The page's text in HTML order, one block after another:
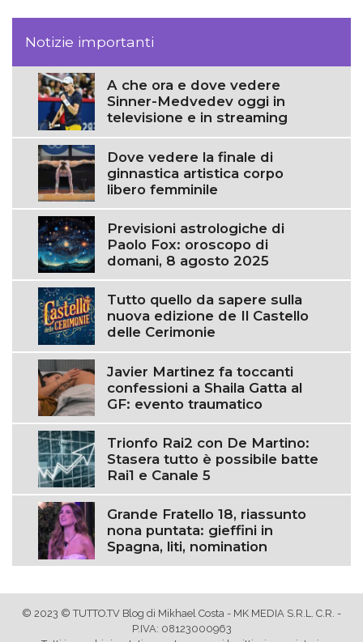
Notizie importanti
A che ora e dove vedere
Sinner-Medvedev oggi in
televisione e in streaming
Dove vedere la finale di
ginnastica artistica corpo
libero femminile
Previsioni astrologiche di
Paolo Fox: oroscopo di
domani, 8 agosto 2025
Tutto quello da sapere sulla
nuova edizione de Il Castello
delle Cerimonie
Javier Martinez fa toccanti
confessioni a Shaila Gatta al
GF: evento traumatico
Trionfo Rai2 con De Martino:
Stasera tutto è possibile batte
Rai1 e Canale 5
Grande Fratello 18, riassunto
nona puntata: gieffini in
Spagna, liti, nomination
© 2023 © TUTTO.TV Blog di Mikhael Costa - MK MEDIA S.R.L. C.R. -
P.IVA: 08123000963